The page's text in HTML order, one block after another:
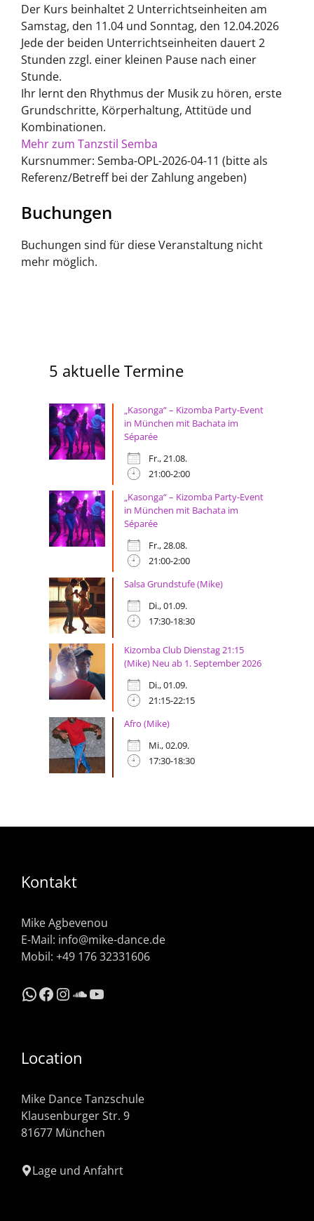
Der Kurs beinhaltet 2 Unterrichtseinheiten am
Samstag, den 11.04 und Sonntag, den 12.04.2026
Jede der beiden Unterrichtseinheiten dauert 2
Stunden zzgl. einer kleinen Pause nach einer
Stunde.
Ihr lernt den Rhythmus der Musik zu hören, erste
Grundschritte, Körperhaltung, Attitüde und
Kombinationen.
Mehr zum Tanzstil Semba
Kursnummer: Semba-OPL-2026-04-11 (bitte als
Referenz/Betreff bei der Zahlung angeben)
Buchungen
Buchungen sind für diese Veranstaltung nicht
mehr möglich.
5 aktuelle Termine
„Kasonga“ – Kizomba Party-Event
in München mit Bachata im
Séparée
Fr., 21.08.
21:00-2:00
„Kasonga“ – Kizomba Party-Event
in München mit Bachata im
Séparée
Fr., 28.08.
21:00-2:00
Salsa Grundstufe (Mike)
Di., 01.09.
17:30-18:30
Kizomba Club Dienstag 21:15
(Mike) Neu ab 1. September 2026
Di., 01.09.
21:15-22:15
Afro (Mike)
Mi., 02.09.
17:30-18:30
Kontakt
Mike Agbevenou
E-Mail: info@mike-dance.de
Mobil: +49 176 32331606
WhatsApp
Facebook
Instagram
SoundCloud
YouTube
Location
Mike Dance Tanzschule
Klausenburger Str. 9
81677 München
Lage und Anfahrt